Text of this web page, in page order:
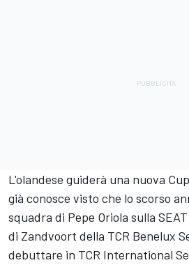
L'olandese guiderà una nuova
già conosce visto che lo scorso
squadra di Pepe Oriola sulla
di Zandvoort della TCR Benelux
debuttare in TCR International